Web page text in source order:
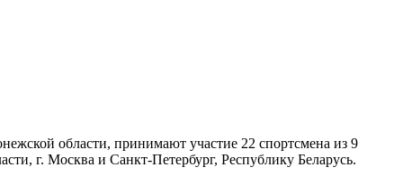
области, принимают участие 22 спортсмена из 9
г. Москва и Санкт-Петербург, Республику Беларусь.